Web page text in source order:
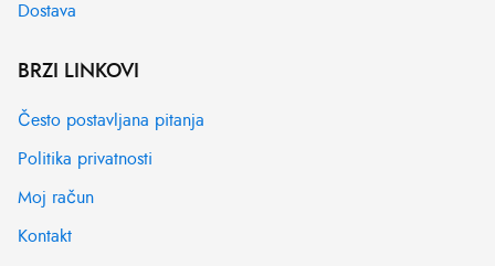
Dostava
BRZI LINKOVI
Često postavljana pitanja
Politika privatnosti
Moj račun
Kontakt